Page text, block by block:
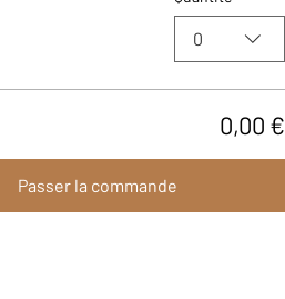
0
0,00 €
Passer la commande